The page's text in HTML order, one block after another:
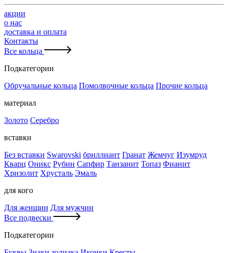
акции
о нас
доставка и оплата
Контакты
Все кольца
Подкатегории
Обручальные кольца Помолвочные кольца Прочие кольца
материал
Золото Серебро
вставки
Без вставки Swarovski бриллиант Гранат Жемчуг Изумруд
Кварц Оникс Рубин Сапфир Танзанит Топаз Фианит
Хризолит Хрусталь Эмаль
для кого
Для женщин Для мужчин
Все подвески
Подкатегории